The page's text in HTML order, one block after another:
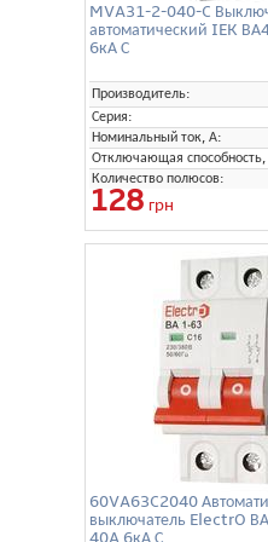
MVA31-2-040-C
автоматический IEK
6кА С
Производитель:
Серия:
Номинальный ток, А:
Отключающая
Количество полюсов:
128 грн
60VA63C2040
выключатель ElectrO
40A 6кА С